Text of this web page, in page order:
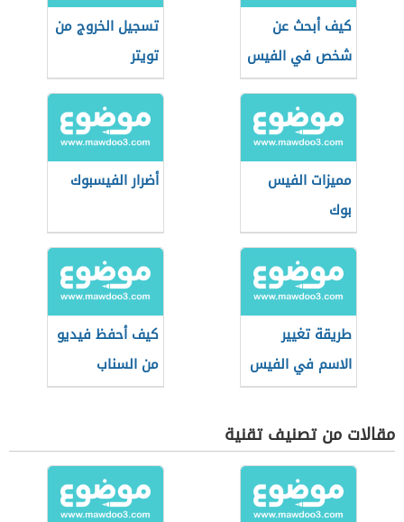
كيف أبحث عن
شخص في الفيس
بوك
تسجيل الخروج من
تويتر
مميزات الفيس
بوك
أضرار الفيسبوك
طريقة تغيير
الاسم في الفيس
بوك
كيف أحفظ فيديو
من السناب
مقالات من تصنيف تقنية